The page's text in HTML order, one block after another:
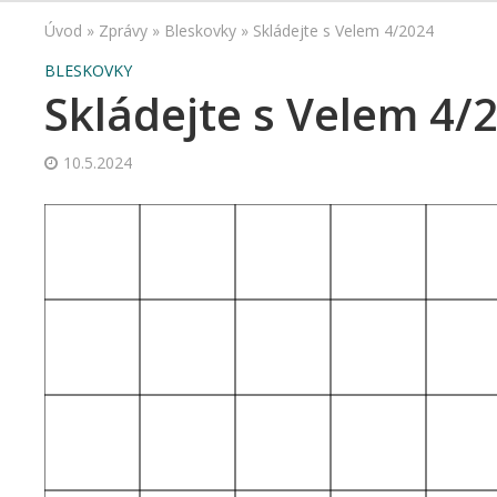
Úvod » Zprávy » Bleskovky » Skládejte s Velem 4/2024
BLESKOVKY
Skládejte s Velem 4/
10.5.2024